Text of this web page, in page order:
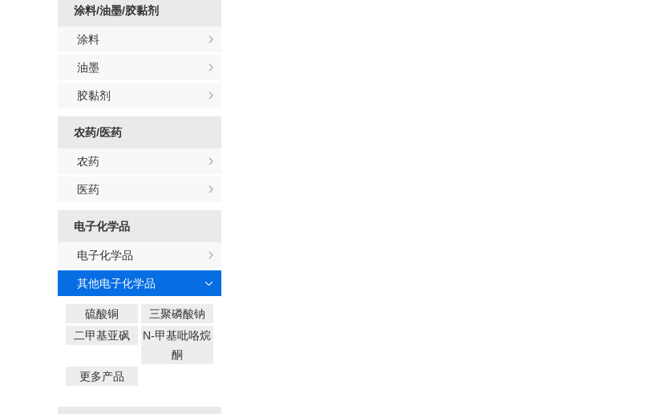
涂料/油墨/胶黏剂
涂料
油墨
胶黏剂
农药/医药
农药
医药
电子化学品
电子化学品
其他电子化学品
硫酸铜
三聚磷酸钠
二甲基亚砜
N-甲基吡咯烷
酮
更多产品